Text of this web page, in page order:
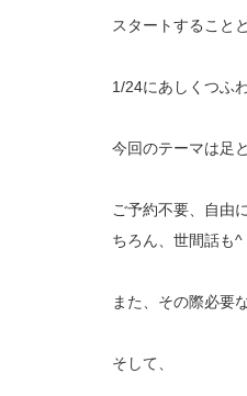
スタートすること
1/24にあしくつふ
今回のテーマは足と
ご予約不要、自由
ちろん、世間話も^
また、その際必要
そして、